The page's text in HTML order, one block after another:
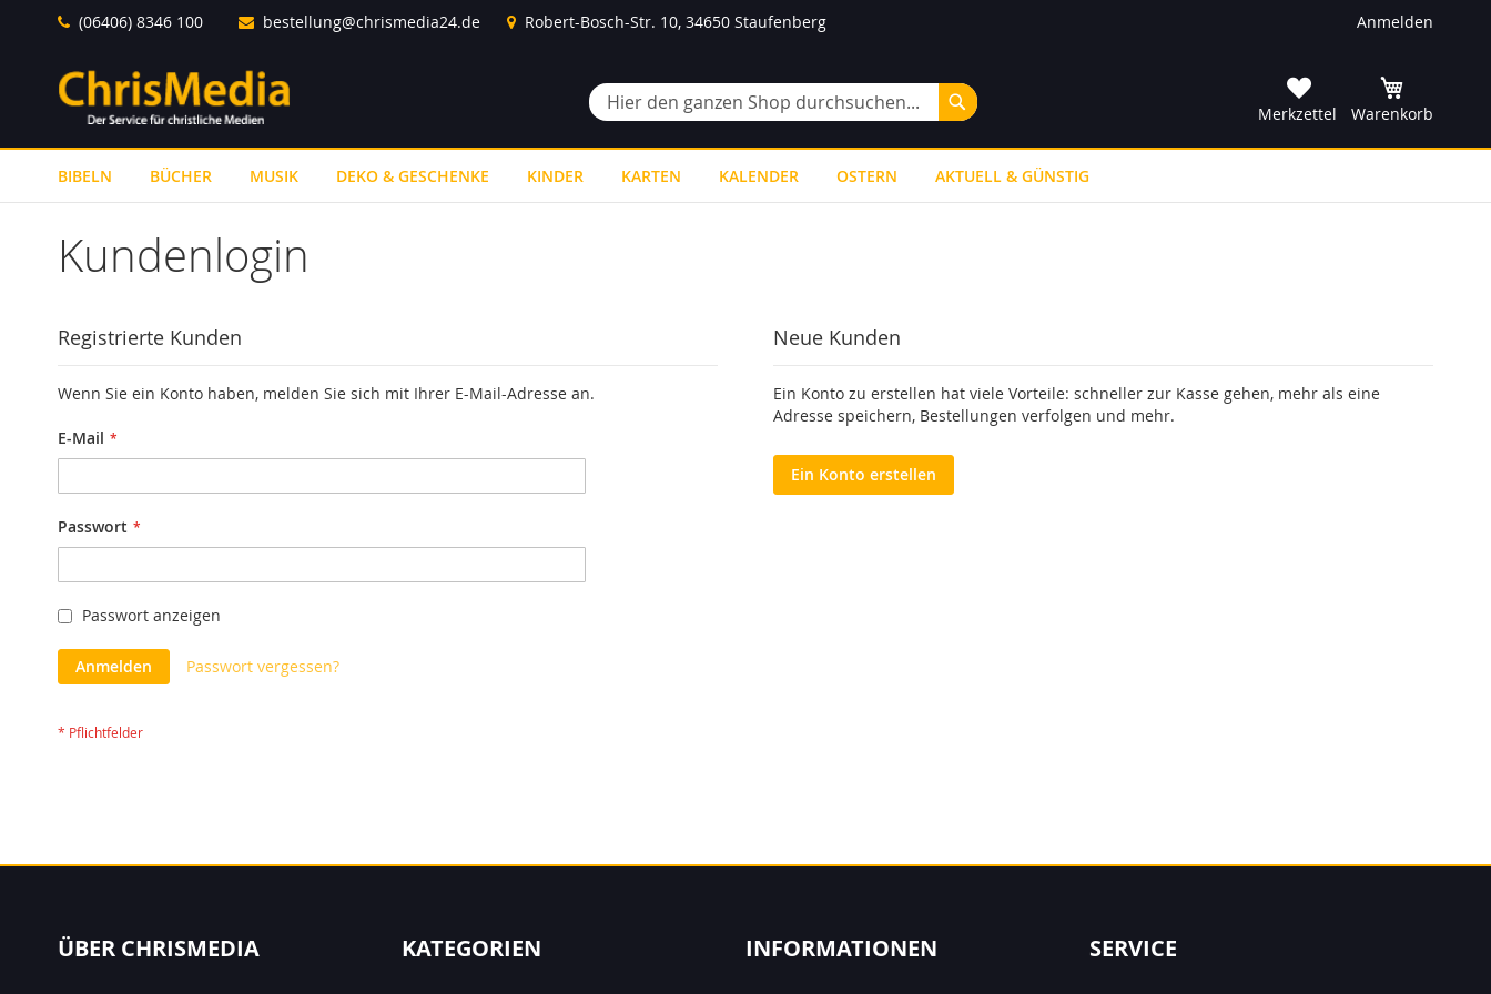
Direkt
Inhalt
Anmelden
(06406) 8346 100 bestellung@chrismedia24.de Robert-Bosch-Str. 10, 34650 Staufenberg
Suche
Suche
Merkzettel
Warenkorb
BIBELN BÜCHER MUSIK DEKO & GESCHENKE KINDER KARTEN KALENDER OSTERN AKTUELL & GÜNSTIG
Kundenlogin
Registrierte Kunden
Wenn Sie ein Konto haben, melden Sie sich mit Ihrer E-Mail-Adresse an.
E-Mail
Passwort
Passwort anzeigen
Anmelden Passwort vergessen?
Neue Kunden
Ein Konto zu erstellen hat viele Vorteile: schneller zur Kasse gehen, mehr als eine
Adresse speichern, Bestellungen verfolgen und mehr.
Ein Konto erstellen
ÜBER CHRISMEDIA KATEGORIEN INFORMATIONEN SERVICE